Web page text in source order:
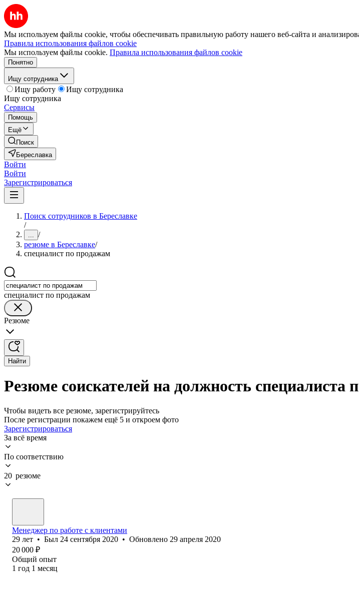
Мы используем файлы cookie, чтобы обеспечивать правильную работу нашего веб-сайта и
Правила использования файлов cookie
Мы используем файлы cookie. Правила использования файлов cookie
Понятно
Ищу сотрудника
Ищу работу
Ищу сотрудника
Ищу сотрудника
Сервисы
Помощь
Ещё
Поиск
Береславка
Войти
Войти
Зарегистрироваться
Поиск сотрудников в Береславке
/
... /
резюме в Береславке/
специалист по продажам
специалист по продажам
Резюме
Найти
Резюме соискателей на должность специалиста
Чтобы видеть все резюме, зарегистрируйтесь
После регистрации покажем ещё 5 и откроем фото
Зарегистрироваться
За всё время
По соответствию
20 резюме
Менеджер по работе с клиентами
29 лет • Был 24 сентября 2020 • Обновлено 29 апреля 2020
20 000 ₽
Общий опыт
1 год 1 месяц